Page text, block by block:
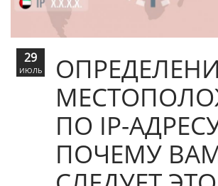
ПО IP-
ПОЧЕМУ
29
ИЮЛЬ